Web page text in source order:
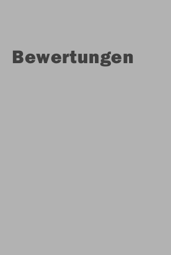
Bewertungen